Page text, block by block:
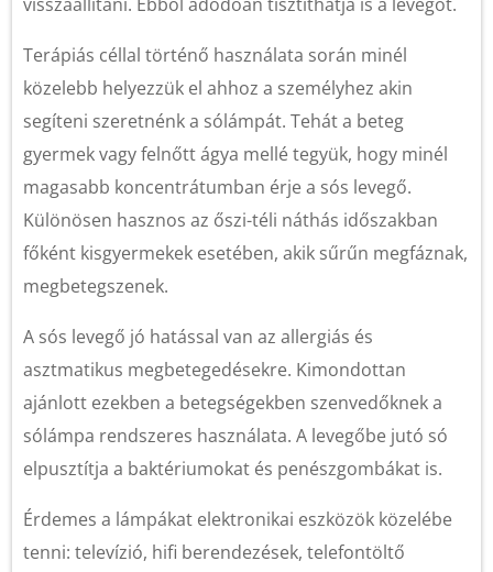
Terápiás céllal történő használata során minél
közelebb helyezzük el ahhoz a személyhez akin
segíteni szeretnénk a sólámpát. Tehát a beteg
gyermek vagy felnőtt ágya mellé tegyük, hogy minél
magasabb koncentrátumban érje a sós levegő.
Különösen hasznos az őszi-téli náthás időszakban
főként kisgyermekek esetében, akik sűrűn megfáznak,
megbetegszenek.
A sós levegő jó hatással van az allergiás és
asztmatikus megbetegedésekre. Kimondottan
ajánlott ezekben a betegségekben szenvedőknek a
sólámpa rendszeres használata. A levegőbe jutó só
elpusztítja a baktériumokat és penészgombákat is.
Érdemes a lámpákat elektronikai eszközök közelébe
tenni: televízió, hifi berendezések, telefontöltő